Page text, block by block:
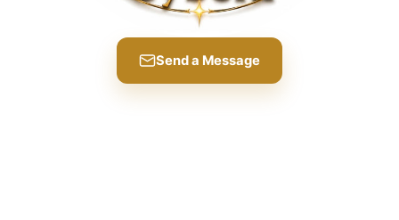
Send a Message